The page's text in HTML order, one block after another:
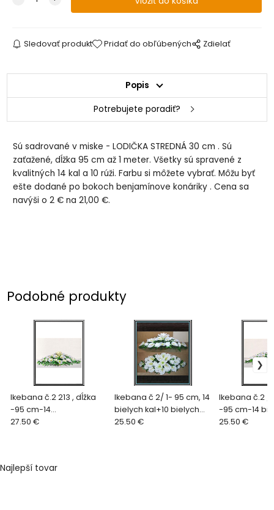
Sledovať produkt Pridať do obľúbených Zdielať
Popis
Potrebujete poradiť?
Sú sadrované v miske - LODIČKA STREDNÁ 30 cm . Sú
zaťažené, dĺžka 95 cm až 1 meter. Všetky sú spravené z
kvalitných 14 kal a 10 rúži. Farbu si môžete vybrať. Môžu byť
ešte dodané po bokoch benjamínove konáriky . Cena sa
navýši o 2 € na 21,00 €.
Podobné produkty
Ikebana č.2 213 , dĺžka
-95 cm-14
bielokrémovými
27.50 €
Ikebana č 2/ 1- 95 cm, 14
bielych kal+10 bielych
ruži, dlžka - 95 cm
25.50 €
Ikebana č.2 /
-95 cm-14
kalami +10
25.50 €
Najlepší tovar